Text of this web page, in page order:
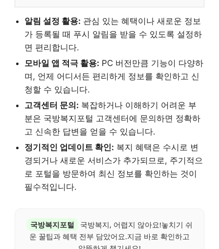
알림 설정 활용: 관심 있는 혜택이나 새로운 정보
가 등록될 때 푸시 알림을 받을 수 있도록 설정하
면 편리합니다.
모바일 앱 적극 활용: PC 버전만큼 기능이 다양하
며, 언제 어디서든 편리하게 정보를 확인하고 신
청할 수 있습니다.
고객센터 문의: 복잡하거나 이해하기 어려운 부
분은 국방복지포털 고객센터에 문의하면 정확하
고 신속한 답변을 얻을 수 있습니다.
정기적인 업데이트 확인: 복지 혜택은 수시로 변
경되거나 새로운 서비스가 추가되므로, 주기적으
로 포털을 방문하여 최신 정보를 확인하는 것이
필수적입니다.
국방복지포털
국방복지, 어렵지 않아요!놓치기 쉬
운 꿀팁과 혜택 전부 담았어요.지금 바로 확인하고